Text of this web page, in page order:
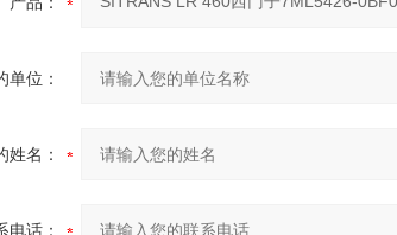
单位：
姓名：
电话：